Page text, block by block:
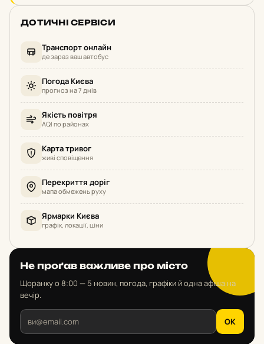
ДОТИЧНІ СЕРВІСИ
Транспорт онлайн
де зараз ваш автобус
Погода Києва
прогноз на 7 днів
Якість повітря
AQI по районах
Карта тривог
живі сповіщення
Перекриття доріг
мапа обмежень руху
Ярмарки Києва
графік, локації, ціни
Не проґав важливе про місто
Щоранку о 8:00 — 5 новин, погода, графіки й одна афіша на
вечір.
OK